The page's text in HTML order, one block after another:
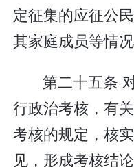
定征集的应征公
其家庭成员等情况
第二十五条
行政治考核，有
考核的规定，核
见，形成考核结论